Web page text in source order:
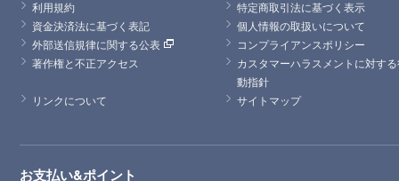
利用規約
特定商取引法に基づく表示
資金決済法に基づく表記
個人情報の取扱いについて
外部送信規律に関する公表
コンプライアンスポリシー
著作権と不正アクセス
カスタマーハラスメントに対す
動指針
リンクについて
サイトマップ
お支払い&ポイント